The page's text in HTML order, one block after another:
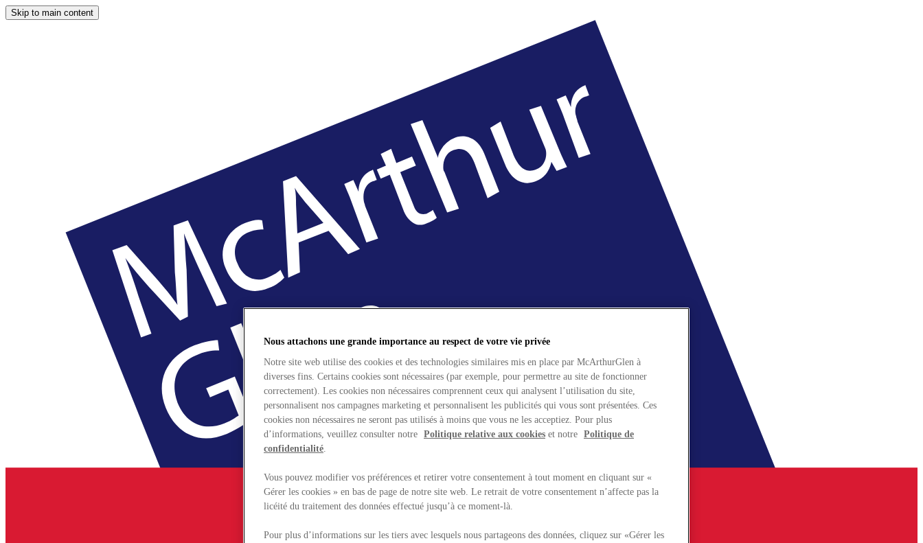
Skip to main content
Nous attachons une grande importance au respect de votre vie privée
Notre site web utilise des cookies et des technologies similaires mis en place par McArthurGlen à
diverses fins. Certains cookies sont nécessaires (par exemple, pour permettre au site de fonctionner
correctement). Les cookies non nécessaires comprennent ceux qui analysent l’utilisation du site,
personnalisent nos campagnes marketing et personnalisent les publicités qui vous sont présentées. Ces
cookies non nécessaires ne seront pas utilisés à moins que vous ne les acceptiez. Pour plus
d’informations, veuillez consulter notre Politique relative aux cookies et notre Politique de
confidentialité.
Vous pouvez modifier vos préférences et retirer votre consentement à tout moment en cliquant sur «
Gérer les cookies » en bas de page de notre site web. Le retrait de votre consentement n’affecte pas la
licéité du traitement des données effectué jusqu’à ce moment-là.
Pour plus d’informations sur les tiers avec lesquels nous partageons des données, cliquez sur «Gérer les